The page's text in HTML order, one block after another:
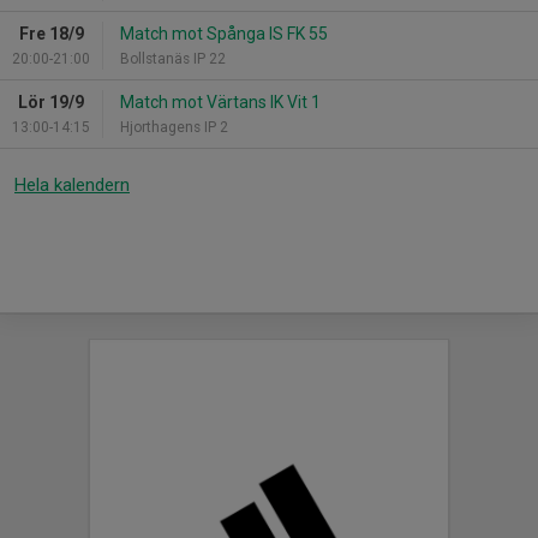
Fre 18/9
20:00-21:00
Match mot Spånga IS FK 55
Bollstanäs IP 22
Lör 19/9
13:00-14:15
Match mot Värtans IK Vit 1
Hjorthagens IP 2
Hela kalendern